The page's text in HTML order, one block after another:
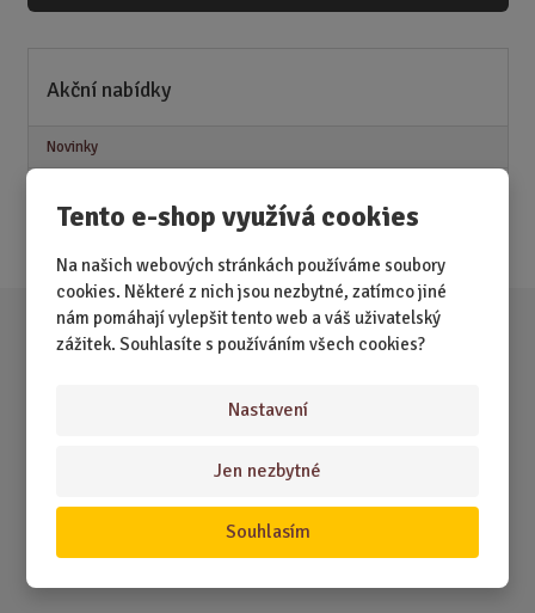
Tento e-shop využívá cookies
Na našich webových stránkách používáme soubory
cookies. Některé z nich jsou nezbytné, zatímco jiné
nám pomáhají vylepšit tento web a váš uživatelský
zážitek. Souhlasíte s používáním všech cookies?
Nastavení
Jen nezbytné
Souhlasím
Akční nabídky
Novinky
Akce